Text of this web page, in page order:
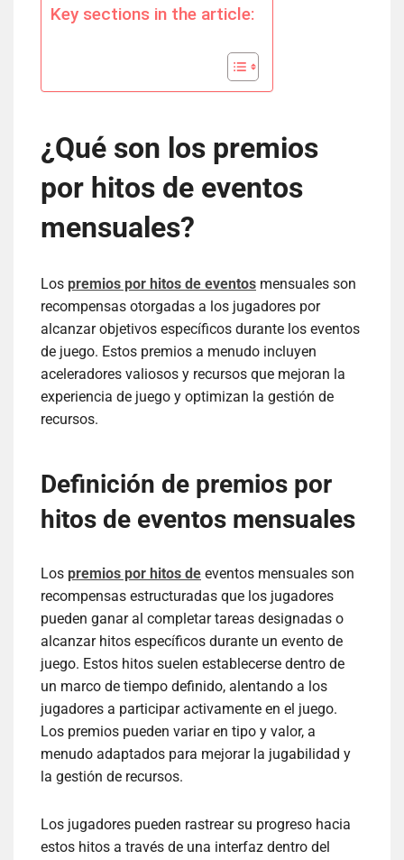
Key sections in the article:
¿Qué son los premios
por hitos de eventos
mensuales?
Los premios por hitos de eventos mensuales son
recompensas otorgadas a los jugadores por
alcanzar objetivos específicos durante los eventos
de juego. Estos premios a menudo incluyen
aceleradores valiosos y recursos que mejoran la
experiencia de juego y optimizan la gestión de
recursos.
Definición de premios por
hitos de eventos mensuales
Los premios por hitos de eventos mensuales son
recompensas estructuradas que los jugadores
pueden ganar al completar tareas designadas o
alcanzar hitos específicos durante un evento de
juego. Estos hitos suelen establecerse dentro de
un marco de tiempo definido, alentando a los
jugadores a participar activamente en el juego.
Los premios pueden variar en tipo y valor, a
menudo adaptados para mejorar la jugabilidad y
la gestión de recursos.
Los jugadores pueden rastrear su progreso hacia
estos hitos a través de una interfaz dentro del